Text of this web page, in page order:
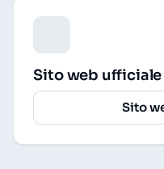
Sito web ufficiale
Sito